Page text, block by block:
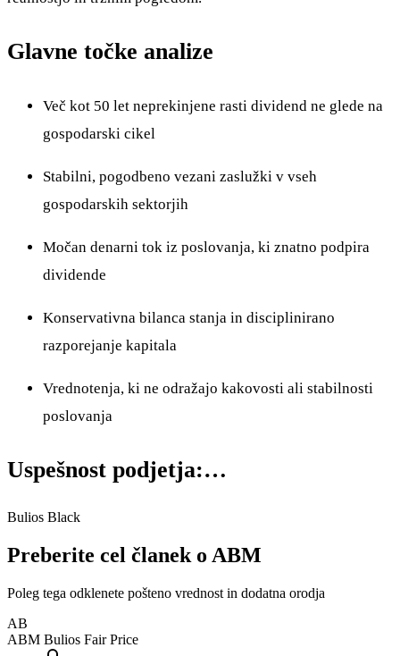
Glavne točke analize
Več kot 50 let neprekinjene rasti dividend ne glede na
gospodarski cikel
Stabilni, pogodbeno vezani zaslužki v vseh
gospodarskih sektorjih
Močan denarni tok iz poslovanja, ki znatno podpira
dividende
Konservativna bilanca stanja in disciplinirano
razporejanje kapitala
Vrednotenja, ki ne odražajo kakovosti ali stabilnosti
poslovanja
Uspešnost podjetja:…
Bulios Black
Preberite cel članek o ABM
Poleg tega odklenete pošteno vrednost in dodatna orodja
AB
ABM Bulios Fair Price